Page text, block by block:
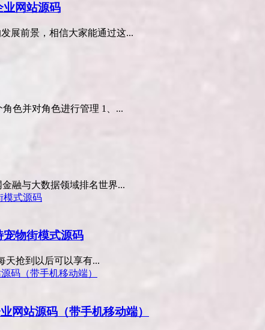
业网站源码
展前景，相信大家能通过这...
色并对角色进行管理 1、...
融与大数据领域排名世界...
物街模式源码
天抢到以后可以享有...
网站源码（带手机移动端）